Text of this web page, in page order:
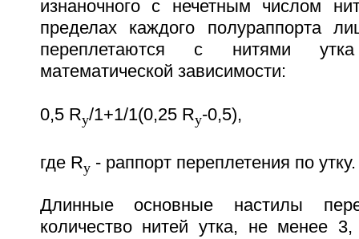
изнаночного с нечетным числом
пределах каждого полураппорта
переплетаются с нитями
математической зависимости:
0,5 Rу/1+1/1(0,25 Rу-0,5),
где Rу- раппорт переплетения по утку.
Длинные основные настилы
количество нитей утка, не менее